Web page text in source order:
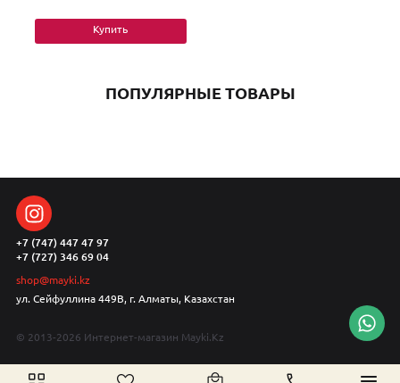
Купить
ПОПУЛЯРНЫЕ ТОВАРЫ
+7 (747) 447 47 97
+7 (727) 346 69 04
shop@mayki.kz
ул. Сейфуллина 449В, г. Алматы, Казахстан
© 2013-2026 Интернет-магазин Mayki.Kz